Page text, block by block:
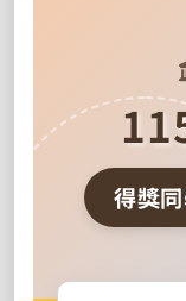
得獎